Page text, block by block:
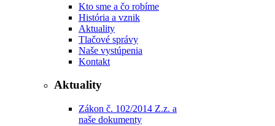
Kto sme a čo robíme
História a vznik
Aktuality
Tlačové správy
Naše vystúpenia
Kontakt
Aktuality
Zákon č. 102/2014 Z.z. a
naše dokumenty